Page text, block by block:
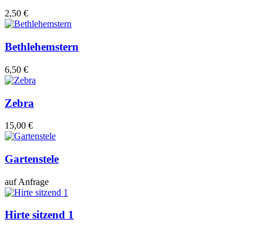
2,50 €
Bethlehemstern
6,50 €
Zebra
15,00 €
Gartenstele
auf Anfrage
Hirte sitzend 1